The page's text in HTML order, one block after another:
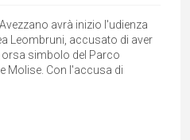
avrà inizio l'udienza
Leombruni, accusato di aver
simbolo del Parco
Molise. Con l'accusa di